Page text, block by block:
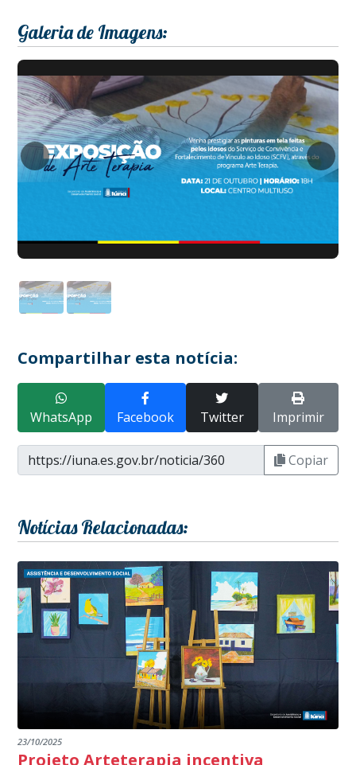
Galeria de Imagens:
Compartilhar esta notícia:
WhatsApp Facebook Twitter Imprimir
Copiar
Notícias Relacionadas:
23/10/2025
Projeto Arteterapia incentiva